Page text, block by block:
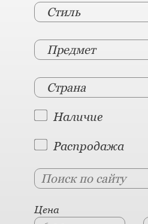
Стиль
Предмет
Страна
Наличие
Распродажа
Цена